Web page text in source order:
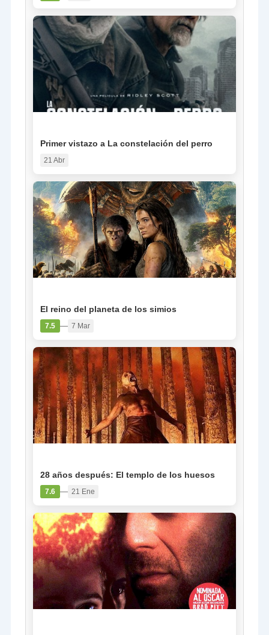
Primer vistazo a La constelación del perro
21 Abr
El reino del planeta de los simios
7.5 — 7 Mar
28 años después: El templo de los huesos
7.6 — 21 Ene